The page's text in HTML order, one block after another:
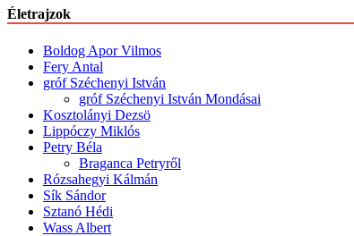
Életrajzok
Boldog Apor Vilmos
Fery Antal
gróf Széchenyi István
gróf Széchenyi István Mondásai
Kosztolányi Dezsö
Lippóczy Miklós
Petry Béla
Braganca Petryről
Rózsahegyi Kálmán
Sík Sándor
Sztanó Hédi
Wass Albert